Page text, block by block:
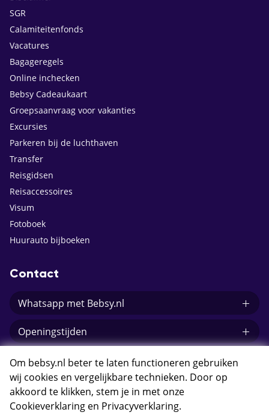
SGR
Calamiteitenfonds
Vacatures
Bagageregels
Online inchecken
Bebsy Cadeaukaart
Groepsaanvraag voor vakanties
Excursies
Parkeren bij de luchthaven
Transfer
Reisgidsen
Reisaccessoires
Visum
Fotoboek
Huurauto bijboeken
Contact
Whatsapp met Bebsy.nl
Openingstijden
E-mail Bebsy.nl
Om bebsy.nl beter te laten functioneren gebruiken
wij cookies en vergelijkbare technieken. Door op
akkoord te klikken, stem je in met onze
Cookieverklaring en Privacyverklaring.